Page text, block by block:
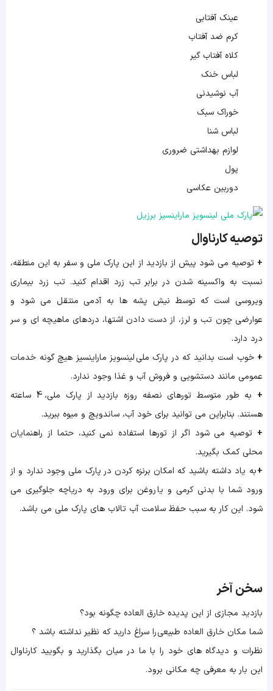
عینک آفتابی
کرم ضد آفتاب
کلاه آفتاب گیر
لباس خنک
آب نوشیدنی
خوراک سبک
لباس شنا
لوازم بهداشتی ضروری
پول
دوربین عکاسی
توصیه کارناوال
+ توصیه می شود پیش از بازدید از این پارک ملی و سفر به این منطقه،
نسبت به واکسینه شدن در برابر تب زرد اقدام کنید. تب زرد بیماری
ویروسی است که توسط نیش پشه ها به آدمی منتقل می شود و
عوارضی چون تب و لرز، از دست دادن اشتها، دردهای ماهیچه ای و سر
درد دارد.
+ خوب است بدانید که در پارک ملی لینسویز ماراینسیز هیچ گونه خدمات
عمومی مانند دستشویی و فروش آب و غذا وجود ندارد.
+
به طور متوسط تورهای نصفه روزه بازدید از پارک ملی، 4 ساعته
هستند. بنابراین می توانید برای خود آب، ساندویچ و میوه ببرید.
+ توصیه می شود اگر از تورها استفاده نمی کنید، حتما از راهنمایان
محلی کمک بگیرید.
+به یاد داشته باشید که امکان برنزه کردن در پارک ملی وجود ندارد و از
ورود شما با بدنی کرمی و یا روغن برای ورود به دریاچه جلوگیری می
شود. این کار به سبب حفظ سلامت آب تالاب های پارک ملی می باشد.
سخن آخر
بازدید مجازی از این پدیده خارق العاده چگونه بود؟
شما مکان خارق العاده طبیعی را سراغ دارید که نظیر نداشته باشد ؟
نظرات و دیدگاه های خود را با ما در میان بگذارید و بگویید کارناوال
این بار به معرفی چه مکانی برود.